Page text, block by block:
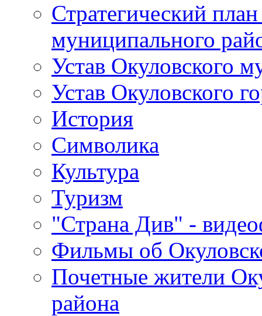
Стратегический
муниципального
Устав Окуловского
Устав Окуловского
История
Символика
Культура
Туризм
"Страна Див" -
Фильмы об
Почетные жители
района